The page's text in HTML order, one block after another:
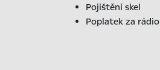
Pojištění skel
Poplatek za rádio